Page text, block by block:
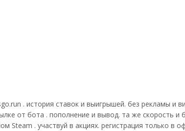
. история ставок и выигрышей. без рекламы и
от бота . пополнение и вывод. та же скорость и
Steam . участвуй в акциях. регистрация только в